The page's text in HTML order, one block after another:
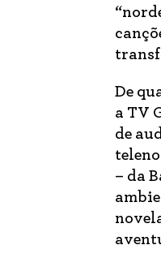
De
a TV
de
– da